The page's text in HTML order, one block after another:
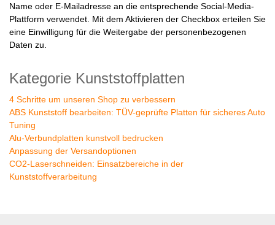
Name oder E-Mailadresse an die entsprechende Social-Media-
Plattform verwendet. Mit dem Aktivieren der Checkbox erteilen Sie
eine Einwilligung für die Weitergabe der personenbezogenen
Daten zu.
Kategorie Kunststoffplatten
4 Schritte um unseren Shop zu verbessern
ABS Kunststoff bearbeiten: TÜV-geprüfte Platten für sicheres Auto
Tuning
Alu-Verbundplatten kunstvoll bedrucken
Anpassung der Versandoptionen
CO2-Laserschneiden: Einsatzbereiche in der
Kunststoffverarbeitung